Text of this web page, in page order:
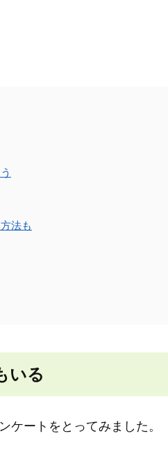
法も
いる
ケートをとってみました。